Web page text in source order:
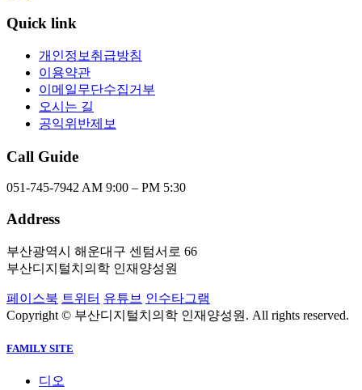
Quick link
개인정보취급방침
이용약관
이메일무단수집거부
오시는 길
공익위반제보
Call Guide
051-745-7942 AM 9:00 – PM 5:30
Address
부산광역시 해운대구 센텀서로 66
부산디지털치의학 인재양성원
페이스북 트위터 유튜브 인수타그램
Copyright © 부산디지털치의학 인재양성원. All rights reserved.
FAMILY SITE
디오